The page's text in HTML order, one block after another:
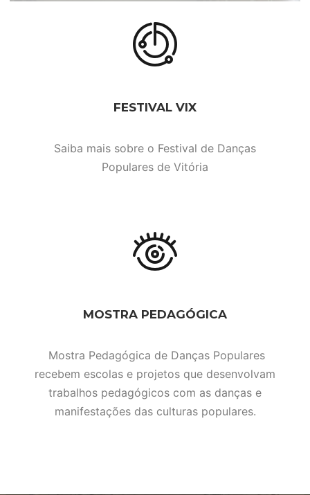
FESTIVAL VIX
Saiba mais sobre o Festival de Danças
Populares de Vitória
MOSTRA PEDAGÓGICA
Mostra Pedagógica de Danças Populares
recebem escolas e projetos que desenvolvam
trabalhos pedagógicos com as danças e
manifestações das culturas populares.